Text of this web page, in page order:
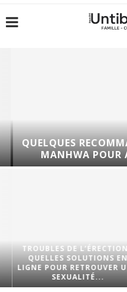
QUELQUES
MANHWA POUR
TROUBLES DE L’ÉRECTION :
QUELLES SOLUTIONS EN
LIGNE POUR RETROUVER UNE
SEXUALITÉ...